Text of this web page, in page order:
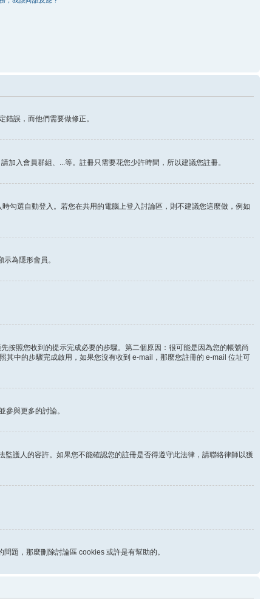
誤，而他們需要做修正。
入會員群組、...等。註冊只需要花您少許時間，所以建議您註冊。
勾選自動登入。若您在共用的電腦上登入討論區，則不建議您這麼做，例如
為隱形會員。
按照您收到的提示完成必要的步驟。第二個原因：很可能是因為您的帳號尚
其中的步驟完成啟用，如果您沒有收到 e-mail，那麼您註冊的 e-mail 位址可
與更多的討論。
護人的容許。如果您不能確認您的註冊是否得遵守此法律，請聯絡律師以獲
題，那麼刪除討論區 cookies 或許是有幫助的。